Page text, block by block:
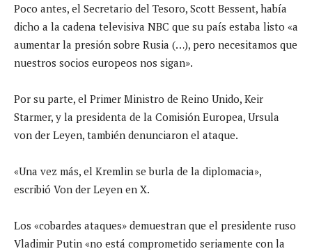
Poco antes, el Secretario del Tesoro, Scott Bessent, había
dicho a la cadena televisiva NBC que su país estaba listo «a
aumentar la presión sobre Rusia (…), pero necesitamos que
nuestros socios europeos nos sigan».
Por su parte, el Primer Ministro de Reino Unido, Keir
Starmer, y la presidenta de la Comisión Europea, Ursula
von der Leyen, también denunciaron el ataque.
«Una vez más, el Kremlin se burla de la diplomacia»,
escribió Von der Leyen en X.
Los «cobardes ataques» demuestran que el presidente ruso
Vladimir Putin «no está comprometido seriamente con la